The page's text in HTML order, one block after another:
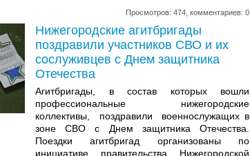
Просмотров: 474, комментариев: 0
Нижегородские агитбригады
поздравили участников СВО и их
сослуживцев с Днем защитника
Отечества
Агитбригады, в состав которых вошли
профессиональные нижегородские
коллективы, поздравили военнослужащих в
зоне СВО с Днем защитника Отечества.
Поездки агитбригад организованы по
инициативе правительства Нижегородской